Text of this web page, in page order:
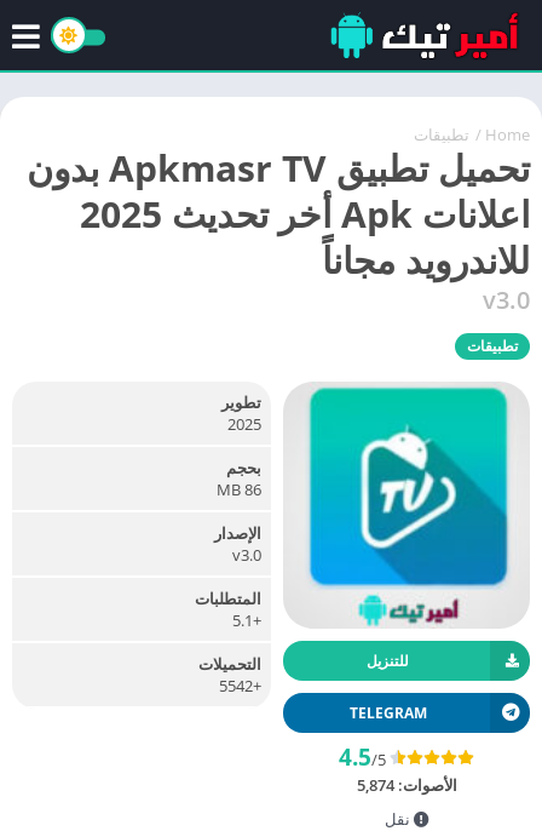
Home
/ تطبيقات
تحميل تطبيق Apkmasr TV بدون
اعلانات Apk أخر تحديث 2025
للاندرويد مجاناً
v3.0
تطبيقات
للتنزيل
TELEGRAM
4.5/5
الأصوات:5,874
نقل
تطوير
2025
بحجم
86 MB
الإصدار
v3.0
المتطلبات
+5.1
التحميلات
+5542